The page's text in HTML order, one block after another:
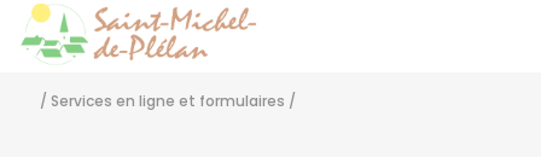
/ Services en ligne et formulaires /